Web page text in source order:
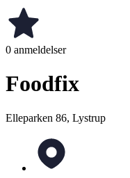
0 anmeldelser
Foodfix
Elleparken 86, Lystrup